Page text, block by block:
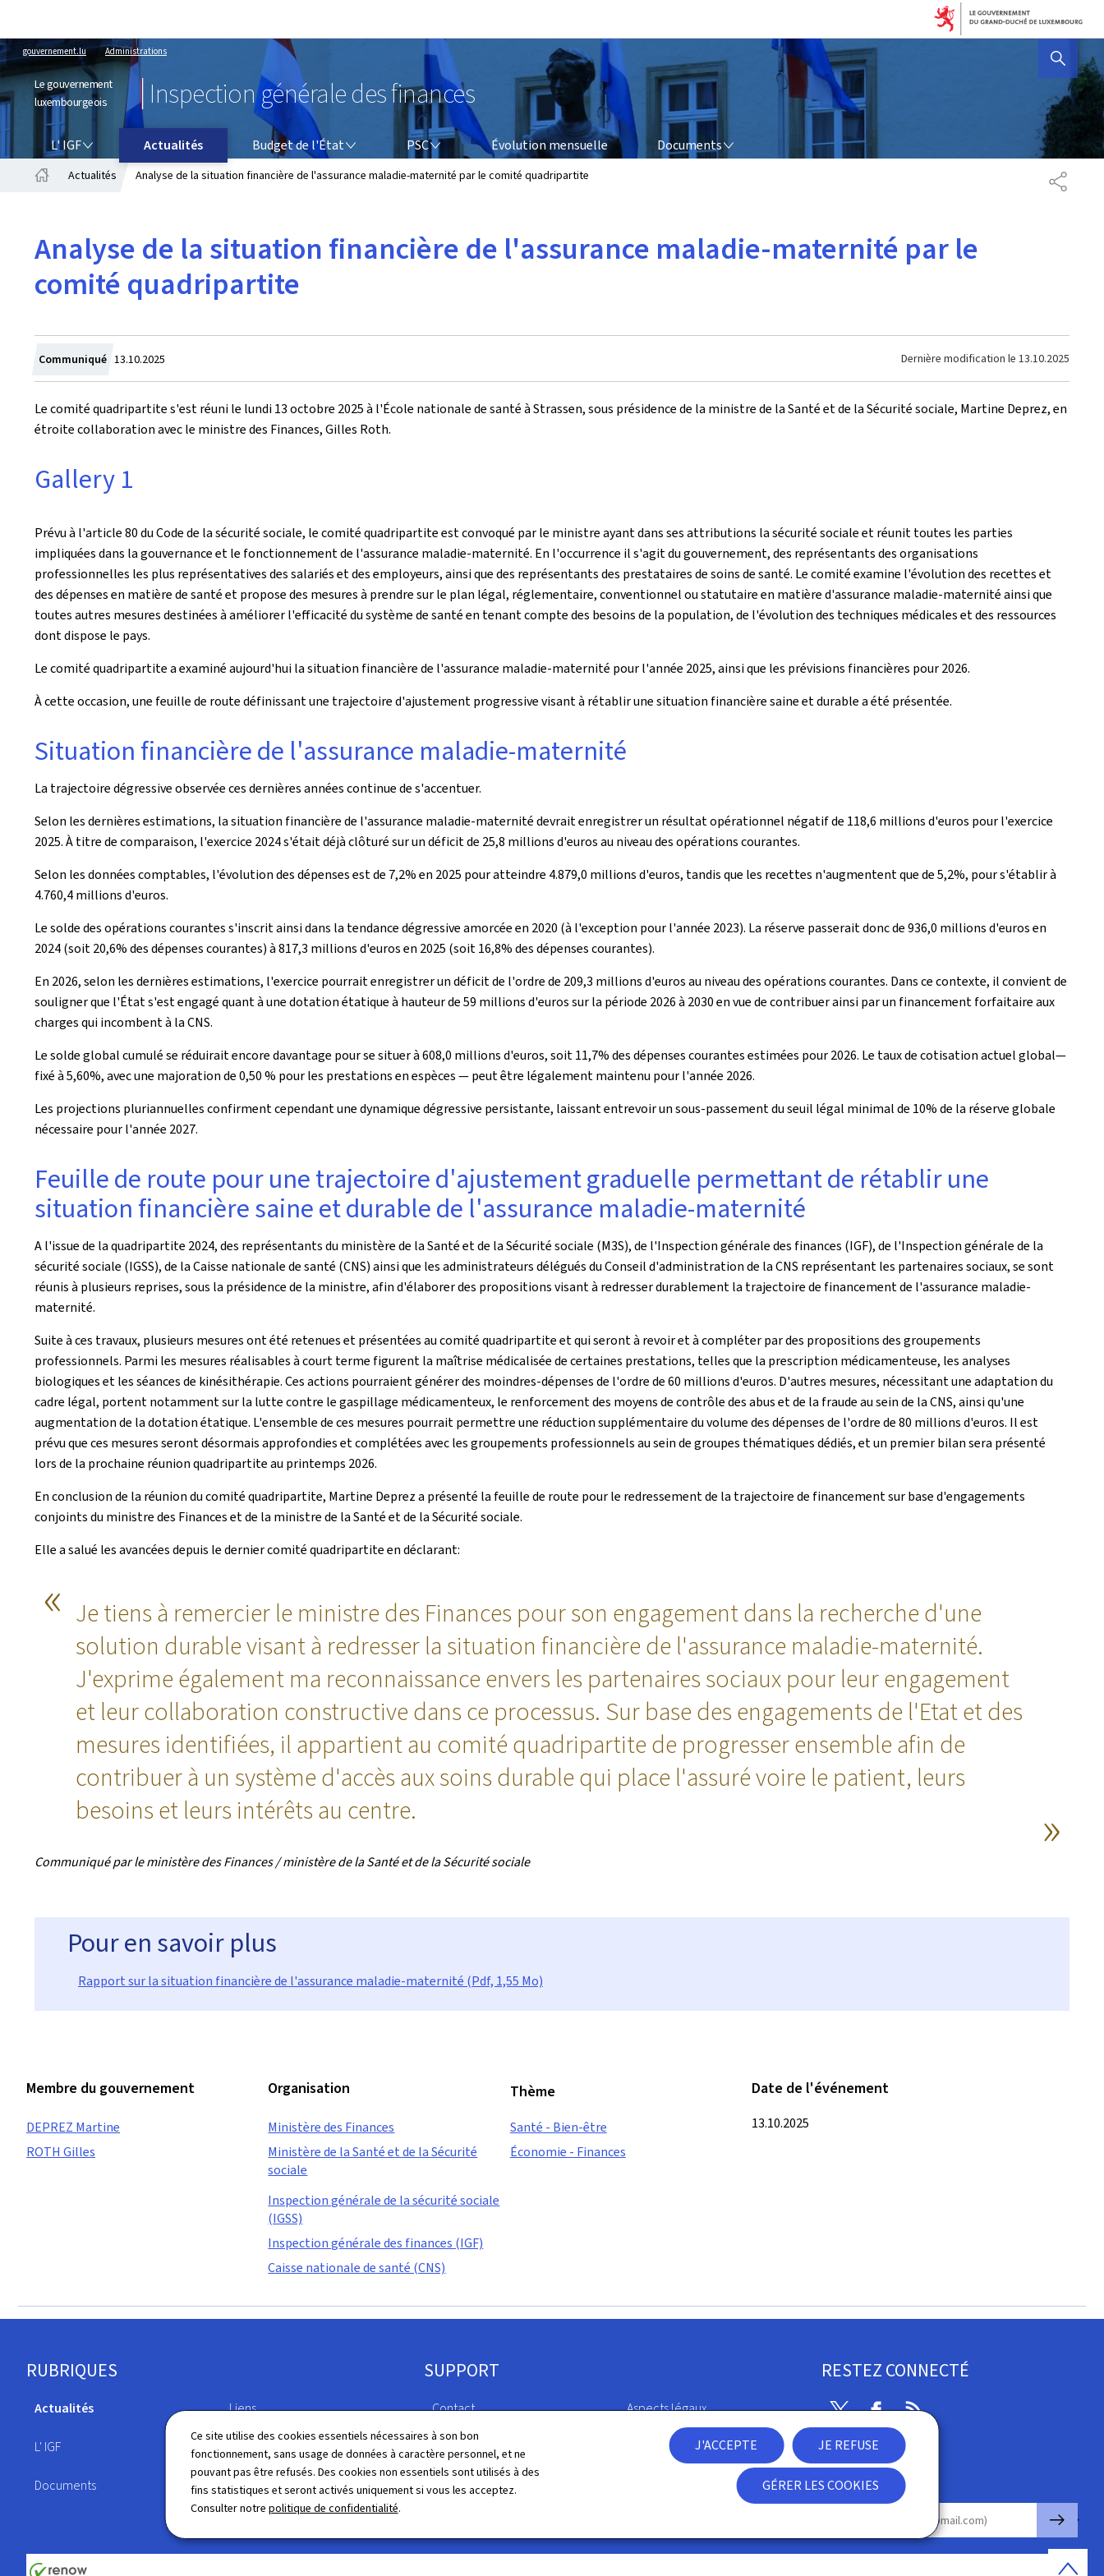
Ce site utilise des cookies essentiels nécessaires à son bon
fonctionnement, sans usage de données à caractère personnel, et ne
pouvant pas être refusés. Des cookies non essentiels sont utilisés à des
fins statistiques et seront activés uniquement si vous les acceptez.
Consulter notre politique de confidentialité.
J'ACCEPTE JE REFUSE
GÉRER LES COOKIES
gouvernement.lu Administrations
Le gouvernement
luxembourgeois
Inspection générale des finances
AFFICHER / MASQUER
L' IGF Actualités Budget de l'État
BUDGET DE L'ÉTAT
PSC
PSC
Évolution mensuelle Documents
Actualités Analyse de la situation financière de l'assurance maladie-maternité par le comité quadripartite
Analyse de la situation financière de l'assurance maladie-maternité par le
comité quadripartite
Communiqué Crée
le
13.10.2025 Dernière modification le 13.10.2025
Le comité quadripartite s'est réuni le lundi 13 octobre 2025 à l'École nationale de santé à Strassen, sous présidence de la ministre de la Santé et de la Sécurité sociale, Martine Deprez, en
étroite collaboration avec le ministre des Finances, Gilles Roth.
Gallery 1
Prévu à l'article 80 du Code de la sécurité sociale, le comité quadripartite est convoqué par le ministre ayant dans ses attributions la sécurité sociale et réunit toutes les parties
impliquées dans la gouvernance et le fonctionnement de l'assurance maladie-maternité. En l'occurrence il s'agit du gouvernement, des représentants des organisations
professionnelles les plus représentatives des salariés et des employeurs, ainsi que des représentants des prestataires de soins de santé. Le comité examine l'évolution des recettes et
des dépenses en matière de santé et propose des mesures à prendre sur le plan légal, réglementaire, conventionnel ou statutaire en matière d'assurance maladie-maternité ainsi que
toutes autres mesures destinées à améliorer l'efficacité du système de santé en tenant compte des besoins de la population, de l'évolution des techniques médicales et des ressources
dont dispose le pays.
Le comité quadripartite a examiné aujourd'hui la situation financière de l'assurance maladie-maternité pour l'année 2025, ainsi que les prévisions financières pour 2026.
À cette occasion, une feuille de route définissant une trajectoire d'ajustement progressive visant à rétablir une situation financière saine et durable a été présentée.
Situation financière de l'assurance maladie-maternité
La trajectoire dégressive observée ces dernières années continue de s'accentuer.
Selon les dernières estimations, la situation financière de l'assurance maladie-maternité devrait enregistrer un résultat opérationnel négatif de 118,6 millions d'euros pour l'exercice
2025. À titre de comparaison, l'exercice 2024 s'était déjà clôturé sur un déficit de 25,8 millions d'euros au niveau des opérations courantes.
Selon les données comptables, l'évolution des dépenses est de 7,2% en 2025 pour atteindre 4.879,0 millions d'euros, tandis que les recettes n'augmentent que de 5,2%, pour s'établir à
4.760,4 millions d'euros.
Le solde des opérations courantes s'inscrit ainsi dans la tendance dégressive amorcée en 2020 (à l'exception pour l'année 2023). La réserve passerait donc de 936,0 millions d'euros en
2024 (soit 20,6% des dépenses courantes) à 817,3 millions d'euros en 2025 (soit 16,8% des dépenses courantes).
En 2026, selon les dernières estimations, l'exercice pourrait enregistrer un déficit de l'ordre de 209,3 millions d'euros au niveau des opérations courantes. Dans ce contexte, il convient de
souligner que l'État s'est engagé quant à une dotation étatique à hauteur de 59 millions d'euros sur la période 2026 à 2030 en vue de contribuer ainsi par un financement forfaitaire aux
charges qui incombent à la CNS.
Le solde global cumulé se réduirait encore davantage pour se situer à 608,0 millions d'euros, soit 11,7% des dépenses courantes estimées pour 2026. Le taux de cotisation actuel global—
fixé à 5,60%, avec une majoration de 0,50 % pour les prestations en espèces — peut être légalement maintenu pour l'année 2026.
Les projections pluriannuelles confirment cependant une dynamique dégressive persistante, laissant entrevoir un sous-passement du seuil légal minimal de 10% de la réserve globale
nécessaire pour l'année 2027.
Feuille de route pour une trajectoire d'ajustement graduelle permettant de rétablir une
situation financière saine et durable de l'assurance maladie-maternité
A l'issue de la quadripartite 2024, des représentants du ministère de la Santé et de la Sécurité sociale (M3S), de l'Inspection générale des finances (IGF), de l'Inspection générale de la
sécurité sociale (IGSS), de la Caisse nationale de santé (CNS) ainsi que les administrateurs délégués du Conseil d'administration de la CNS représentant les partenaires sociaux, se sont
réunis à plusieurs reprises, sous la présidence de la ministre, afin d'élaborer des propositions visant à redresser durablement la trajectoire de financement de l'assurance maladie-
maternité.
Suite à ces travaux, plusieurs mesures ont été retenues et présentées au comité quadripartite et qui seront à revoir et à compléter par des propositions des groupements
professionnels. Parmi les mesures réalisables à court terme figurent la maîtrise médicalisée de certaines prestations, telles que la prescription médicamenteuse, les analyses
biologiques et les séances de kinésithérapie. Ces actions pourraient générer des moindres-dépenses de l'ordre de 60 millions d'euros. D'autres mesures, nécessitant une adaptation du
cadre légal, portent notamment sur la lutte contre le gaspillage médicamenteux, le renforcement des moyens de contrôle des abus et de la fraude au sein de la CNS, ainsi qu'une
augmentation de la dotation étatique. L'ensemble de ces mesures pourrait permettre une réduction supplémentaire du volume des dépenses de l'ordre de 80 millions d'euros. Il est
prévu que ces mesures seront désormais approfondies et complétées avec les groupements professionnels au sein de groupes thématiques dédiés, et un premier bilan sera présenté
lors de la prochaine réunion quadripartite au printemps 2026.
En conclusion de la réunion du comité quadripartite, Martine Deprez a présenté la feuille de route pour le redressement de la trajectoire de financement sur base d'engagements
conjoints du ministre des Finances et de la ministre de la Santé et de la Sécurité sociale.
Elle a salué les avancées depuis le dernier comité quadripartite en déclarant:
Je tiens à remercier le ministre des Finances pour son engagement dans la recherche d'une
solution durable visant à redresser la situation financière de l'assurance maladie-maternité.
J'exprime également ma reconnaissance envers les partenaires sociaux pour leur engagement
et leur collaboration constructive dans ce processus. Sur base des engagements de l'Etat et des
mesures identifiées, il appartient au comité quadripartite de progresser ensemble afin de
contribuer à un système d'accès aux soins durable qui place l'assuré voire le patient, leurs
besoins et leurs intérêts au centre.
Communiqué par le ministère des Finances / ministère de la Santé et de la Sécurité sociale
Pour en savoir plus
Rapport sur la situation financière de l'assurance maladie-maternité (Pdf, 1,55 Mo)
Membre du gouvernement
DEPREZ Martine
ROTH Gilles
Organisation
Ministère des Finances
Ministère de la Santé et de la Sécurité
sociale
Inspection générale de la sécurité sociale
(IGSS)
Inspection générale des finances (IGF)
Caisse nationale de santé (CNS)
Thème
Santé - Bien-être
Économie - Finances
Date de l'événement
13.10.2025
Pied
de
RUBRIQUES
Actualités
L' IGF
Documents
Liens
Législation
Annuaire
SUPPORT
Contact
Plan du site
À propos du site
Aspects légaux
Déclaration d'accessibilité
RESTEZ CONNECTÉ
TwitterFacebook
RSS
Newsletter
🡒
Haut